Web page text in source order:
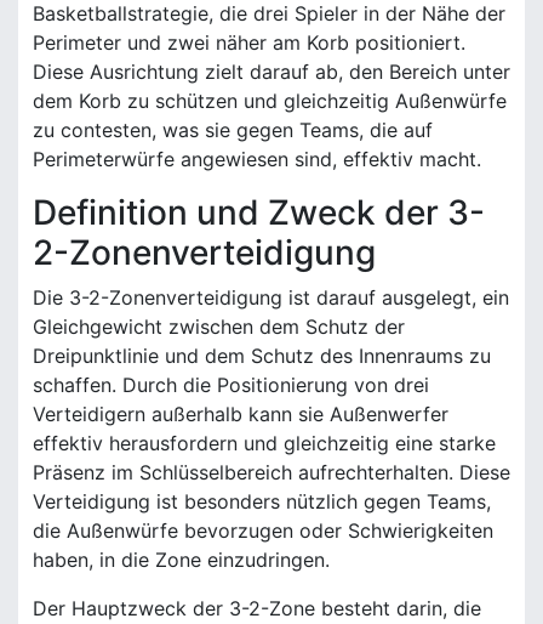
Basketballstrategie, die drei Spieler in der Nähe der
Perimeter und zwei näher am Korb positioniert.
Diese Ausrichtung zielt darauf ab, den Bereich unter
dem Korb zu schützen und gleichzeitig Außenwürfe
zu contesten, was sie gegen Teams, die auf
Perimeterwürfe angewiesen sind, effektiv macht.
Definition und Zweck der 3-
2-Zonenverteidigung
Die 3-2-Zonenverteidigung ist darauf ausgelegt, ein
Gleichgewicht zwischen dem Schutz der
Dreipunktlinie und dem Schutz des Innenraums zu
schaffen. Durch die Positionierung von drei
Verteidigern außerhalb kann sie Außenwerfer
effektiv herausfordern und gleichzeitig eine starke
Präsenz im Schlüsselbereich aufrechterhalten. Diese
Verteidigung ist besonders nützlich gegen Teams,
die Außenwürfe bevorzugen oder Schwierigkeiten
haben, in die Zone einzudringen.
Der Hauptzweck der 3-2-Zone besteht darin, die